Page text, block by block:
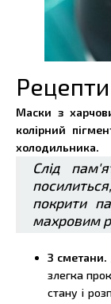
Маски з
колірний
холодильника.
Слід
покрити
махровим
З сметани.
злегка
стану і